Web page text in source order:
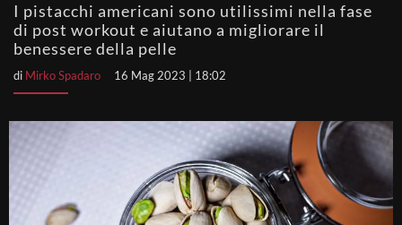
I pistacchi americani sono utilissimi nella fase
di post workout e aiutano a migliorare il
benessere della pelle
di Mirko Spadaro 16 Mag 2023 | 18:02